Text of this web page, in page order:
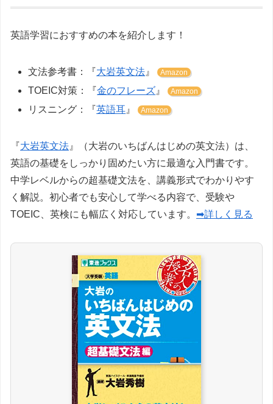
英語学習におすすめの本を紹介します！
文法参考書：『大岩英文法 』 Amazon
TOEIC対策：『金のフレーズ 』 Amazon
リスニング：『英語耳 』 Amazon
『大岩英文法 』（大岩のいちばんはじめの英文法）は、
英語の基礎をしっかり固めたい方に最適な入門書です。
中学レベルからの超基礎文法を、講義形式でわかりやす
く解説。初心者でも安心して学べる内容で、受験や
TOEIC、英検にも幅広く対応しています。 ➡詳しく見る